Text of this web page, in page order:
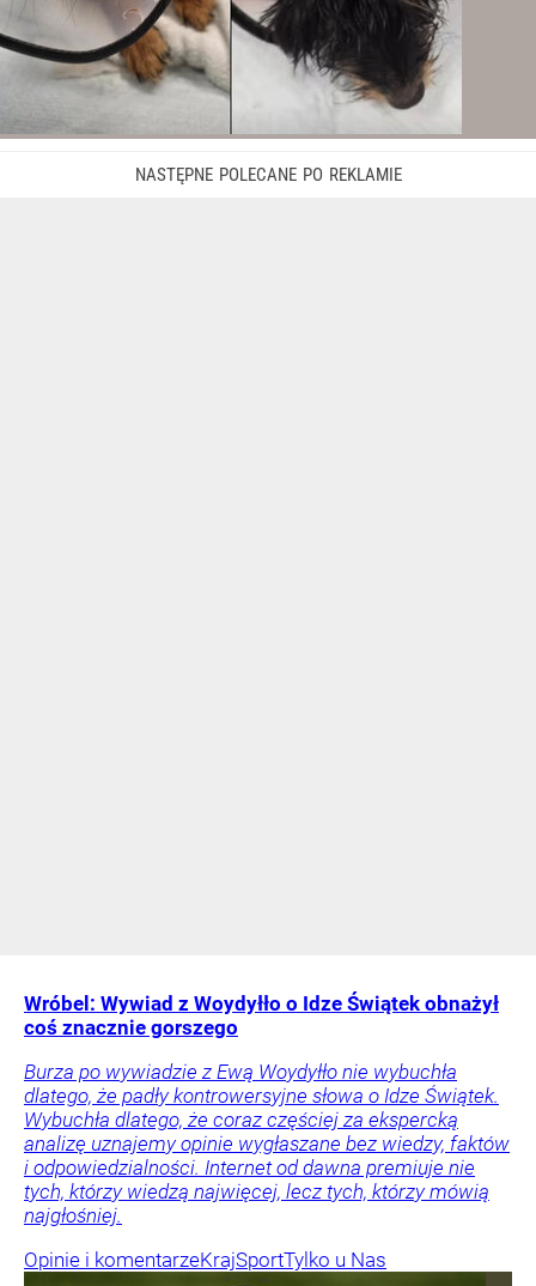
Wróbel: Wywiad z Woydyłło o Idze Świątek obnażył
coś znacznie gorszego
Burza po wywiadzie z Ewą Woydyłło nie wybuchła
dlatego, że padły kontrowersyjne słowa o Idze Świątek.
Wybuchła dlatego, że coraz częściej za ekspercką
analizę uznajemy opinie wygłaszane bez wiedzy, faktów
i odpowiedzialności. Internet od dawna premiuje nie
tych, którzy wiedzą najwięcej, lecz tych, którzy mówią
najgłośniej.
Opinie i komentarzeKrajSportTylko u Nas